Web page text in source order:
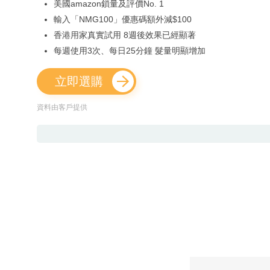
美國amazon鎖量及評價No. 1
輸入「NMG100」優惠碼額外減$100
香港用家真實試用 8週後效果已經顯著
每週使用3次、每日25分鐘 髮量明顯增加
立即選購
資料由客戶提供